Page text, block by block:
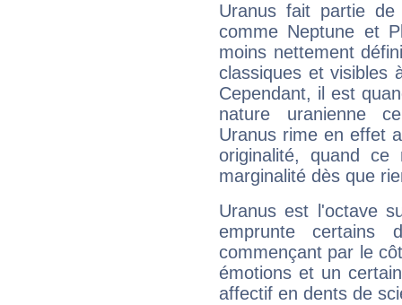
Uranus fait partie
comme Neptune et
moins nettement
classiques et visibles
Cependant, il est
nature uranienne
Uranus rime en effet
originalité, quand ce
marginalité dès que
Uranus est l'octave
emprunte
commençant par le
émotions et un
affectif en dents de